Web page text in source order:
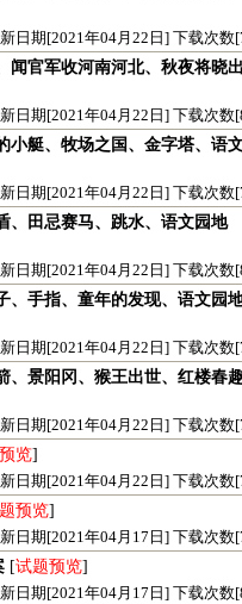
日期[2021年04月22日] 下载次数
闻官军收河南河北、秋夜将晓
日期[2021年04月22日] 下载次数
小艇、牧场之国、金字塔、语
日期[2021年04月22日] 下载次数
、田忌赛马、跳水、语文园地
日期[2021年04月22日] 下载次数
、手指、童年的发现、语文园
日期[2021年04月22日] 下载次数
景阳冈、猴王出世、红楼春趣
日期[2021年04月22日] 下载次数
览]
日期[2021年04月22日] 下载次数
预览]
日期[2021年04月17日] 下载次数
[试题预览]
日期[2021年04月17日] 下载次数